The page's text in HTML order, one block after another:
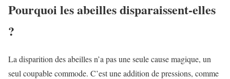
Pourquoi les abeilles disparaissent-elles
?
La disparition des abeilles n’a pas une seule cause magique, un
seul coupable commode. C’est une addition de pressions, comme